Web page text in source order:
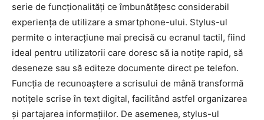
serie de funcționalități ce îmbunătățesc considerabil
experiența de utilizare a smartphone-ului. Stylus-ul
permite o interacțiune mai precisă cu ecranul tactil, fiind
ideal pentru utilizatorii care doresc să ia notițe rapid, să
deseneze sau să editeze documente direct pe telefon.
Funcția de recunoaștere a scrisului de mână transformă
notițele scrise în text digital, facilitând astfel organizarea
și partajarea informațiilor. De asemenea, stylus-ul